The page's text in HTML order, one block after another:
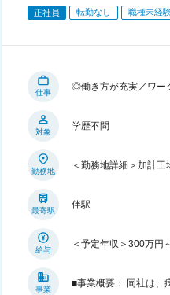
正社員 転勤なし 職種未経
仕事
◎働き方が充実／ワー
対象
学歴不問
勤務地
＜勤務地詳細＞加計
最寄駅
伴駅
給与
＜予定年収＞300万円
事業
■事業概要： 同社は、